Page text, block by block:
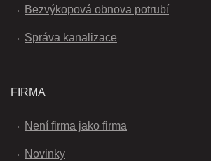
Bezvýkopová obnova potrubí
Správa kanalizace
FIRMA
Není firma jako firma
Novinky